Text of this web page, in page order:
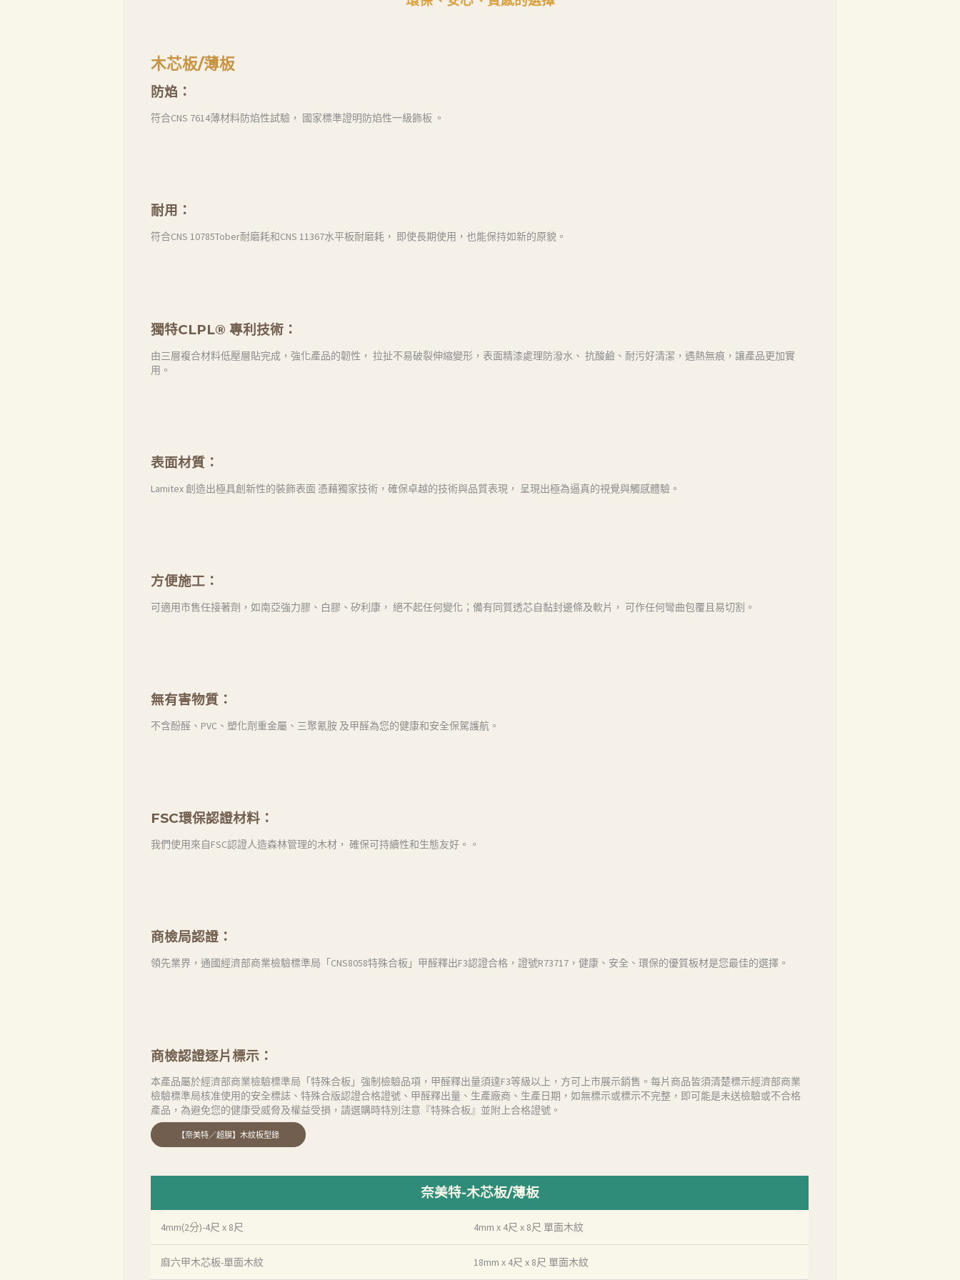
木芯板/薄板
防焰：
符合CNS 7614薄材料防焰性試驗， 國家標準證明防焰性一級飾板 。
耐用：
符合CNS 10785Tober耐磨耗和CNS 11367水平板耐磨耗， 即使長期使用，也能保持如新的原貌。
獨特CLPL® 專利技術：
由三層複合材料低壓層貼完成，強化產品的韌性， 拉扯不易破裂伸縮變形，表面精漆處理防潑水、 抗酸鹼、耐污好清潔，遇熱無痕，讓產品更加實
用。
表面材質：
Lamitex 創造出極具創新性的裝飾表面 憑藉獨家技術，確保卓越的技術與品質表現， 呈現出極為逼真的視覺與觸感體驗。
方便施工：
可適用市售任接著劑，如南亞強力膠、白膠、矽利康， 絕不起任何變化；備有同質透芯自黏封邊條及軟片， 可作任何彎曲包覆且易切割。
無有害物質：
不含酚醛、PVC、塑化劑重金屬、三聚氰胺 及甲醛為您的健康和安全保駕護航。
FSC環保認證材料：
我們使用來自FSC認證人造森林管理的木材， 確保可持續性和生態友好。。
商檢局認證：
領先業界，通國經濟部商業檢驗標準局「CNS8058特殊合板」甲醛釋出F3認證合格，證號R73717，健康、安全、環保的優質板材是您最佳的選擇。
商檢認證逐片標示：
本產品屬於經濟部商業檢驗標準局「特殊合板」強制檢驗品項，甲醛釋出量須達F3等級以上，方可上市展示銷售。每片商品皆須清楚標示經濟部商業
檢驗標準局核准使用的安全標誌、特殊合版認證合格證號、甲醛釋出量、生產廠商、生產日期，如無標示或標示不完整，即可能是未送檢驗或不合格
產品，為避免您的健康受威脅及權益受損，請選購時特別注意『特殊合板』並附上合格證號。
奈美特-木芯板/薄板
4mm(2分)-4尺 x 8尺 4mm x 4尺 x 8尺 單面木紋
麻六甲木芯板-單面木紋 18mm x 4尺 x 8尺 單面木紋